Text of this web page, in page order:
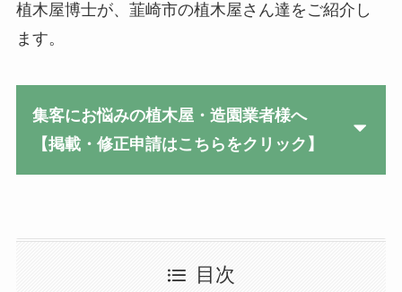
植木屋博士が、韮崎市の植木屋さん達をご紹介し
ます。
集客にお悩みの植木屋・造園業者様へ
【掲載・修正申請はこちらをクリック】
目次